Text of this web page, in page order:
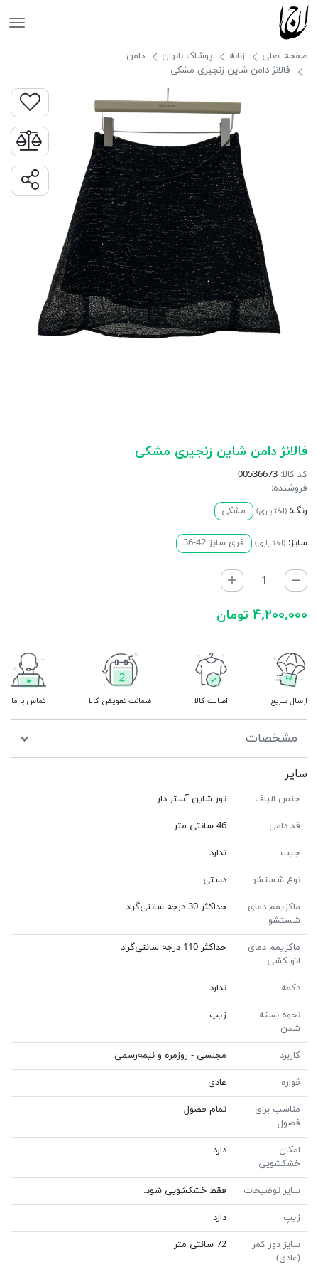
صفحه اصلی زنانه پوشاک بانوان
دامن
فالانژ دامن شاین زنجیری مشکی
فالانژ دامن شاین زنجیری مشکی
کد کالا: 00536673
فروشنده:
رنگ: (اختیاری) مشکی
سایز: (اختیاری) فری سایز 42-36
۴,۲۰۰,۰۰۰ تومان
ارسال سریع اصالت کالا ضمانت تعویض کالا تماس با ما
مشخصات
سایر
جنس الیاف تور شاین آستر دار
قد دامن 46 سانتی متر
جیب ندارد
نوع شستشو دستی
ماکزیمم دمای
شستشو
حداکثر 30 درجه سانتی‌گراد
ماکزیمم دمای
اتو کشی
حداکثر 110 درجه سانتی‌گراد
دکمه ندارد
نحوه بسته
شدن
زیپ
کاربرد مجلسی - روزمره و نیمه‌رسمی
قواره عادی
مناسب برای
فصول
تمام فصول
امکان
خشکشویی
دارد
سایر توضیحات فقط خشکشویی شود.
زیپ دارد
سایز دور کمر
(عادی)
72 سانتی متر